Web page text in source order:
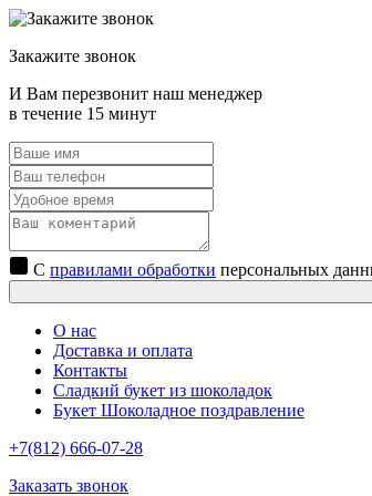
Закажите звонок
И Вам перезвонит наш менеджер
в течение 15 минут
С правилами обработки персональных
О нас
Доставка и оплата
Контакты
Сладкий букет из шоколадок
Букет Шоколадное поздравление
+7(812) 666-07-28
Заказать звонок